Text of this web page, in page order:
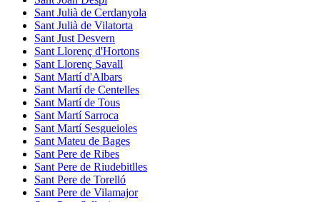
Sant Julià de Cerdanyola
Sant Julià de Vilatorta
Sant Just Desvern
Sant Llorenç d'Hortons
Sant Llorenç Savall
Sant Martí d'Albars
Sant Martí de Centelles
Sant Martí de Tous
Sant Martí Sarroca
Sant Martí Sesgueioles
Sant Mateu de Bages
Sant Pere de Ribes
Sant Pere de Riudebitlles
Sant Pere de Torelló
Sant Pere de Vilamajor